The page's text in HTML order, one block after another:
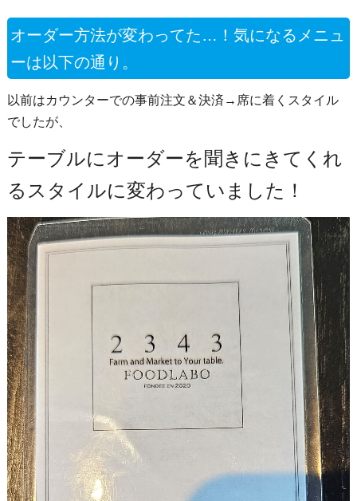
オーダー方法が変わってた…！気になるメニュ
ーは以下の通り。
以前はカウンターでの事前注文＆決済→席に着くスタイル
でしたが、
テーブルにオーダーを聞きにきてくれ
るスタイルに変わっていました！